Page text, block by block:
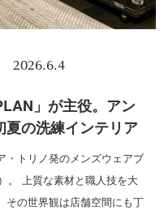
2026.6.4
」が主役。アン
夏の洗練インテリア
・トリノ発のメンズウェアブ
。 上質な素材と職人技を大
その世界観は店舗空間にも丁